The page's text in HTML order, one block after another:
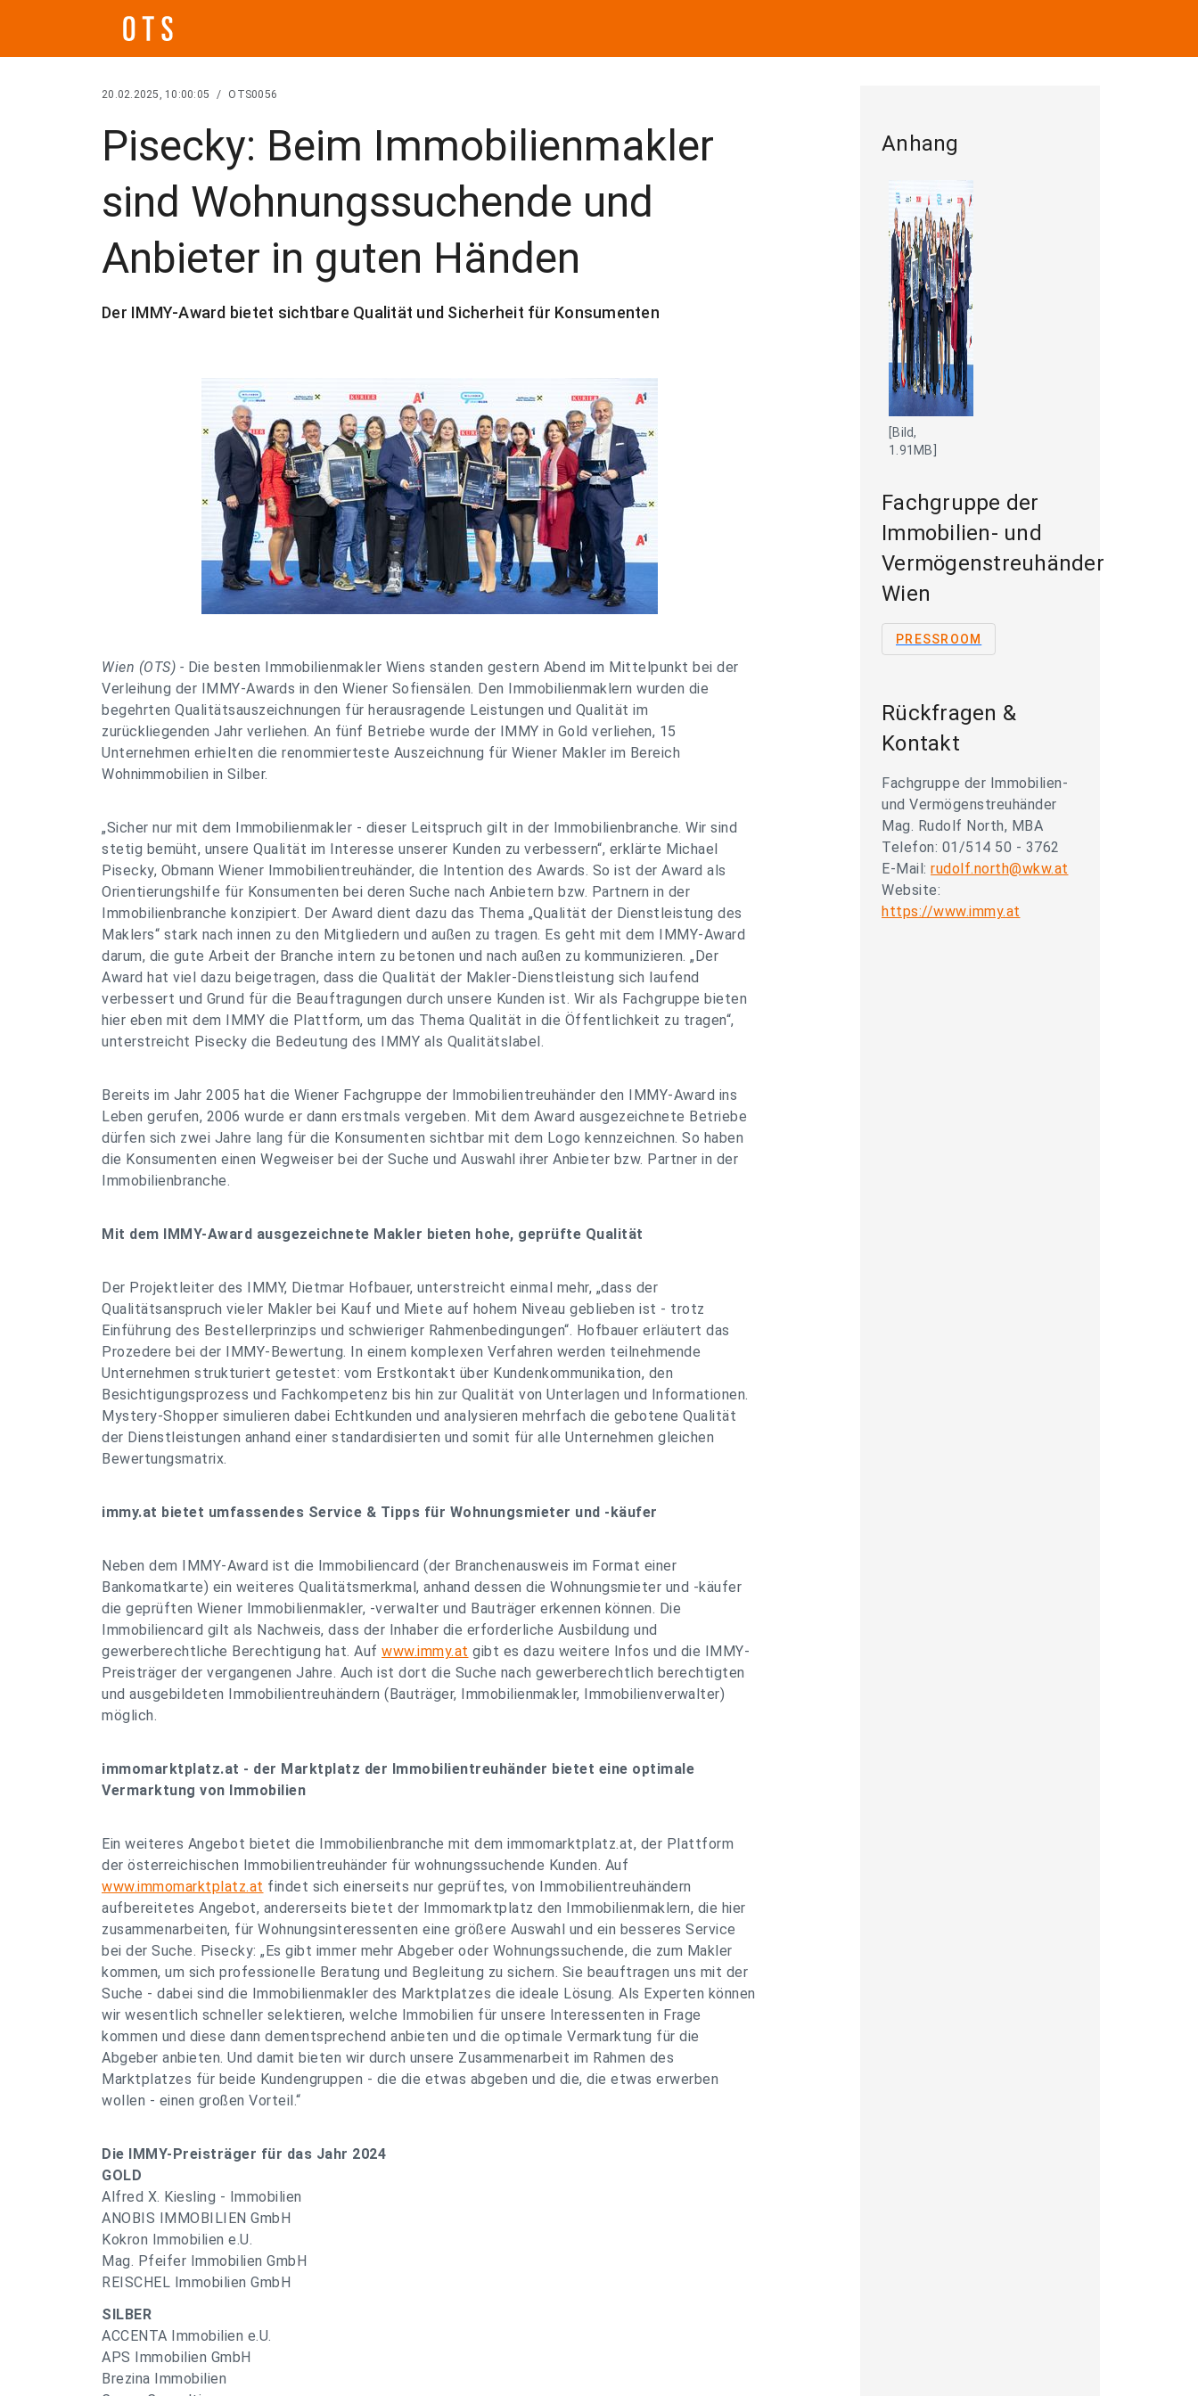
20.02.2025, 10:00:05 / OTS0056
Pisecky: Beim Immobilienmakler
sind Wohnungssuchende und
Anbieter in guten Händen
Der IMMY-Award bietet sichtbare Qualität und Sicherheit für Konsumenten
Wien (OTS) - Die besten Immobilienmakler Wiens standen gestern Abend im Mittelpunkt bei der
Verleihung der IMMY-Awards in den Wiener Sofiensälen. Den Immobilienmaklern wurden die
begehrten Qualitätsauszeichnungen für herausragende Leistungen und Qualität im
zurückliegenden Jahr verliehen. An fünf Betriebe wurde der IMMY in Gold verliehen, 15
Unternehmen erhielten die renommierteste Auszeichnung für Wiener Makler im Bereich
Wohnimmobilien in Silber.
„Sicher nur mit dem Immobilienmakler - dieser Leitspruch gilt in der Immobilienbranche. Wir sind
stetig bemüht, unsere Qualität im Interesse unserer Kunden zu verbessern“, erklärte Michael
Pisecky, Obmann Wiener Immobilientreuhänder, die Intention des Awards. So ist der Award als
Orientierungshilfe für Konsumenten bei deren Suche nach Anbietern bzw. Partnern in der
Immobilienbranche konzipiert. Der Award dient dazu das Thema „Qualität der Dienstleistung des
Maklers“ stark nach innen zu den Mitgliedern und außen zu tragen. Es geht mit dem IMMY-Award
darum, die gute Arbeit der Branche intern zu betonen und nach außen zu kommunizieren. „Der
Award hat viel dazu beigetragen, dass die Qualität der Makler-Dienstleistung sich laufend
verbessert und Grund für die Beauftragungen durch unsere Kunden ist. Wir als Fachgruppe bieten
hier eben mit dem IMMY die Plattform, um das Thema Qualität in die Öffentlichkeit zu tragen“,
unterstreicht Pisecky die Bedeutung des IMMY als Qualitätslabel.
Bereits im Jahr 2005 hat die Wiener Fachgruppe der Immobilientreuhänder den IMMY-Award ins
Leben gerufen, 2006 wurde er dann erstmals vergeben. Mit dem Award ausgezeichnete Betriebe
dürfen sich zwei Jahre lang für die Konsumenten sichtbar mit dem Logo kennzeichnen. So haben
die Konsumenten einen Wegweiser bei der Suche und Auswahl ihrer Anbieter bzw. Partner in der
Immobilienbranche.
Mit dem IMMY-Award ausgezeichnete Makler bieten hohe, geprüfte Qualität
Der Projektleiter des IMMY, Dietmar Hofbauer, unterstreicht einmal mehr, „dass der
Qualitätsanspruch vieler Makler bei Kauf und Miete auf hohem Niveau geblieben ist - trotz
Einführung des Bestellerprinzips und schwieriger Rahmenbedingungen“. Hofbauer erläutert das
Prozedere bei der IMMY-Bewertung. In einem komplexen Verfahren werden teilnehmende
Unternehmen strukturiert getestet: vom Erstkontakt über Kundenkommunikation, den
Besichtigungsprozess und Fachkompetenz bis hin zur Qualität von Unterlagen und Informationen.
Mystery-Shopper simulieren dabei Echtkunden und analysieren mehrfach die gebotene Qualität
der Dienstleistungen anhand einer standardisierten und somit für alle Unternehmen gleichen
Bewertungsmatrix.
immy.at bietet umfassendes Service & Tipps für Wohnungsmieter und -käufer
Neben dem IMMY-Award ist die Immobiliencard (der Branchenausweis im Format einer
Bankomatkarte) ein weiteres Qualitätsmerkmal, anhand dessen die Wohnungsmieter und -käufer
die geprüften Wiener Immobilienmakler, -verwalter und Bauträger erkennen können. Die
Immobiliencard gilt als Nachweis, dass der Inhaber die erforderliche Ausbildung und
gewerberechtliche Berechtigung hat. Auf www.immy.at gibt es dazu weitere Infos und die IMMY-
Preisträger der vergangenen Jahre. Auch ist dort die Suche nach gewerberechtlich berechtigten
und ausgebildeten Immobilientreuhändern (Bauträger, Immobilienmakler, Immobilienverwalter)
möglich.
immomarktplatz.at - der Marktplatz der Immobilientreuhänder bietet eine optimale
Vermarktung von Immobilien
Ein weiteres Angebot bietet die Immobilienbranche mit dem immomarktplatz.at, der Plattform
der österreichischen Immobilientreuhänder für wohnungssuchende Kunden. Auf
www.immomarktplatz.at findet sich einerseits nur geprüftes, von Immobilientreuhändern
aufbereitetes Angebot, andererseits bietet der Immomarktplatz den Immobilienmaklern, die hier
zusammenarbeiten, für Wohnungsinteressenten eine größere Auswahl und ein besseres Service
bei der Suche. Pisecky: „Es gibt immer mehr Abgeber oder Wohnungssuchende, die zum Makler
kommen, um sich professionelle Beratung und Begleitung zu sichern. Sie beauftragen uns mit der
Suche - dabei sind die Immobilienmakler des Marktplatzes die ideale Lösung. Als Experten können
wir wesentlich schneller selektieren, welche Immobilien für unsere Interessenten in Frage
kommen und diese dann dementsprechend anbieten und die optimale Vermarktung für die
Abgeber anbieten. Und damit bieten wir durch unsere Zusammenarbeit im Rahmen des
Marktplatzes für beide Kundengruppen - die die etwas abgeben und die, die etwas erwerben
wollen - einen großen Vorteil.“
Die IMMY-Preisträger für das Jahr 2024
GOLD
Alfred X. Kiesling - Immobilien
ANOBIS IMMOBILIEN GmbH
Kokron Immobilien e.U.
Mag. Pfeifer Immobilien GmbH
REISCHEL Immobilien GmbH
SILBER
ACCENTA Immobilien e.U.
APS Immobilien GmbH
Brezina Immobilien
Anhang
[Bild,
1.91MB]
Fachgruppe der
Immobilien- und
Vermögenstreuhänder
Wien
PRESSROOM
Rückfragen &
Kontakt
Fachgruppe der Immobilien-
und Vermögenstreuhänder
Mag. Rudolf North, MBA
Telefon: 01/514 50 - 3762
E-Mail: rudolf.north@wkw.at
Website:
https://www.immy.at